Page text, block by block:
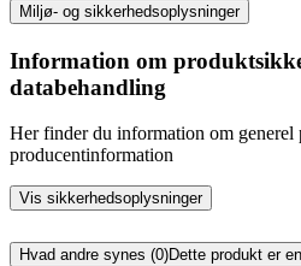
Miljø- og sikkerhedsoplysninger
Information om
databehandling
Her finder du information om generel
producentinformation
Vis sikkerhedsoplysninger
Hvad andre synes (0)Dette produkt er